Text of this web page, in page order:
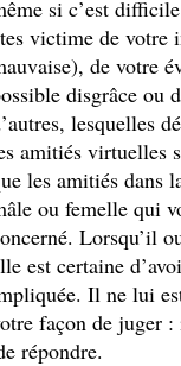
si c’est
victime de votre
de votre
disgrâce ou
lesquelles
amitiés virtuelles
les amitiés dans
ou femelle qui
Lorsqu’il
est certaine
Il ne lui
façon de juger
répondre.